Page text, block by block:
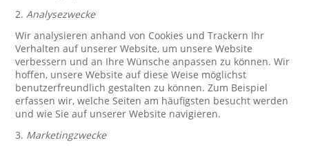
2.Analysezwecke
Wir analysieren anhand von Cookies und Trackern Ihr
Verhalten auf unserer Website, um unsere Website
verbessern und an Ihre Wünsche anpassen zu können. Wir
hoffen, unsere Website auf diese Weise möglichst
benutzerfreundlich gestalten zu können. Zum Beispiel
erfassen wir, welche Seiten am häufigsten besucht werden
und wie Sie auf unserer Website navigieren.
3. Marketingzwecke